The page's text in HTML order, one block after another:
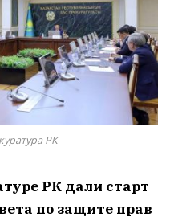
РК
РК дали старт
по защите прав